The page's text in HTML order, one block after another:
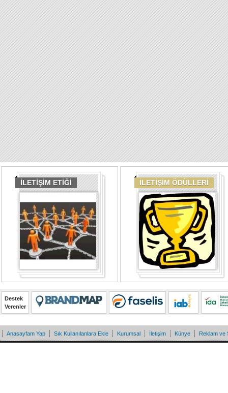
İLETİŞİM ETİĞİ İLETİŞİM ÖDÜLLERİ
Destek
Verenler
Anasayfam Yap Sık Kullanılanlara Ekle Kurumsal İletişim Künye Reklam ve